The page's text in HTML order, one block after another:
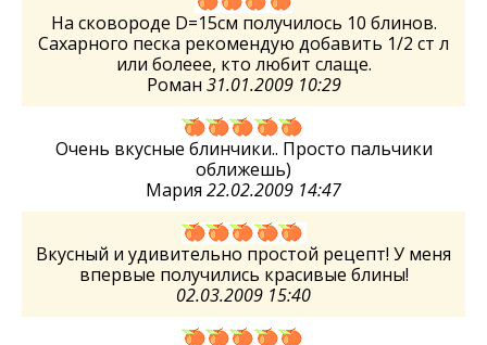
На сковороде D=15см получилось 10 блинов.
Сахарного песка рекомендую добавить 1/2 ст л
или болеее, кто любит слаще.
Роман 31.01.2009 10:29
Очень вкусные блинчики.. Просто пальчики
оближешь)
Мария 22.02.2009 14:47
Вкусный и удивительно простой рецепт! У меня
впервые получились красивые блины!
02.03.2009 15:40